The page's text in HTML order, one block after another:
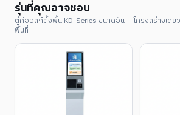
รุ่นที่คุณอาจชอบ
ตู้คีออสก์ตั้งพื้น KD-Series ขนาดอื่น — โครงสร้างเดีย
พื้นที่